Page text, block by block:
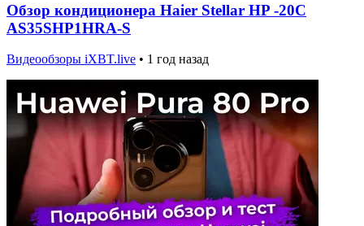
Обзор кондиционера Haier Stellar HP -20C
AS35SHP1HRA-S
Видеообзоры iXBT.live • 1 год назад